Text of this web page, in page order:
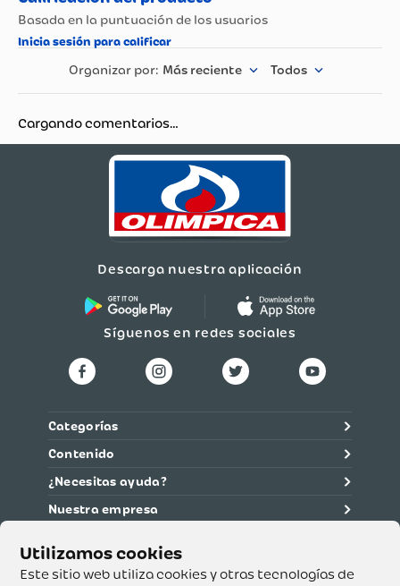
Este sitio web utiliza cookies y otras tecnologías de
Más reciente Todos
Cargando comentarios…
Descarga nuestra aplicación
Síguenos en redes sociales
Categorías
Contenido
¿Necesitas ayuda?
Nuestra empresa